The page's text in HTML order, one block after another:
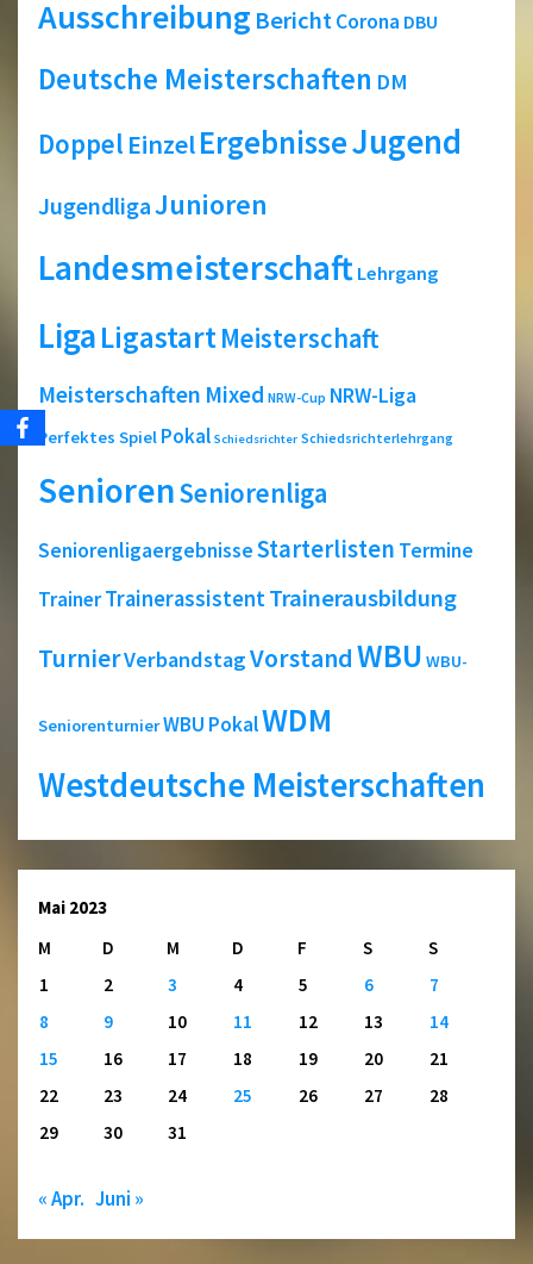
Ausschreibung BerichtCorona DBU
Deutsche Meisterschaften DM
Doppel EinzelErgebnisseJugend
JugendligaJunioren
Landesmeisterschaft Lehrgang
LigaLigastartMeisterschaft
Meisterschaften Mixed NRW-Cup NRW-Liga
Perfektes Spiel Pokal Schiedsrichter Schiedsrichterlehrgang
SeniorenSeniorenliga
SeniorenligaergebnisseStarterlisten Termine
TrainerTrainerassistentTrainerausbildung
TurnierVerbandstagVorstandWBU WBU-
SeniorenturnierWBU PokalWDM
Westdeutsche Meisterschaften
Mai 2023
M
D M D F S
S
1
2 3 4 5 6
7
8
9 10 11 12 13
14
15
16 17 18 19 20
21
22
23 24 25 26 27
28
29
30 31
« Apr. Juni »